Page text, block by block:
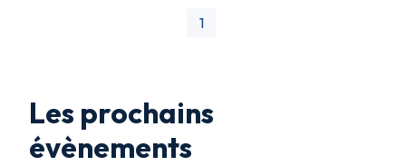
1
Les prochains
évènements